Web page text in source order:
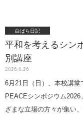
白ばら日記
平和を考えるシン
別講座
2026.6.26
6月21日（日）、本校講
PEACEシンポジウム
ざまな立場の方々が集い